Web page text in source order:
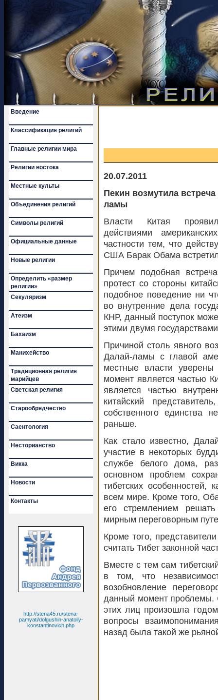
Введение
Классификация религий
Главные религии мира
Религии востока
Местные культы
Объединения религий
Символы религий
Официальные данные
Новые религии
Определить «размер
религии»
Секуляризм
Атеизм
Бахаизм
Манихейство
Традиционная религия
марийцев
Светская религия
Старообрядчество
Саентология
Несторианство
Викка
Новости
Контакты
http://stena45.ru/stena-
pamyati/dolgushin-anatoliy-
konstantinovich.php
20.07.2011
Пекин возмутила
ламы
Власти Китая
действиями
частности тем, что
США Барак Обама
Причем подобная
протест со стороны
подобное поведение ни
во внутренние дела
КНР, данный поступок
этими двумя
Причиной столь явного
Далай-ламы с главой
местные власти
момент является частью
является частью
китайский
собственного единства
раньше.
Как стало известно,
участие в некоторых
службе белого дома,
основном проблем
тибетских особенностей,
всем мире. Кроме того,
его стремлением
мирным переговорным
Кроме того,
считать Тибет законной
Вместе с тем сам
в том, что
возобновление
данный момент проблемы.
этих лиц произошла
вопросы
назад была такой же